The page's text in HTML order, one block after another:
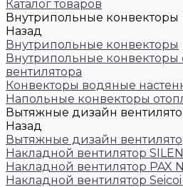
Каталог товаров
Внутрипольные конвекторы
Назад
Внутрипольные конвекторы
Внутрипольные конвекторы
вентилятора
Конвекторы водяные
Напольные конвекторы
Вытяжные дизайн
Назад
Вытяжные дизайн
Накладной вентилятор
Накладной вентилятор PAX
Накладной вентилятор Seicoi